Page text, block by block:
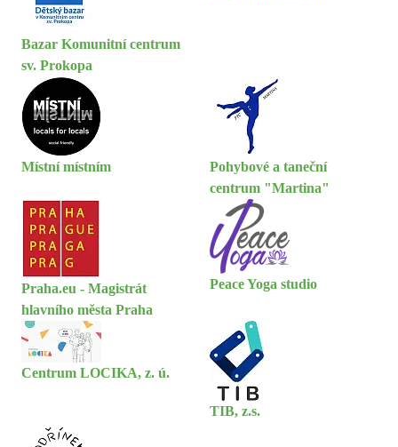
Bazar Komunitní centrum
sv. Prokopa
Místní místním
Pohybové a taneční
centrum "Martina"
Praha.eu - Magistrát
hlavního města Praha
Peace Yoga studio
Centrum LOCIKA, z. ú.
TIB, z.s.